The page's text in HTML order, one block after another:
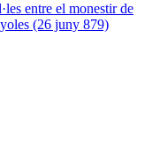
entre el monestir de
(26 juny 879)